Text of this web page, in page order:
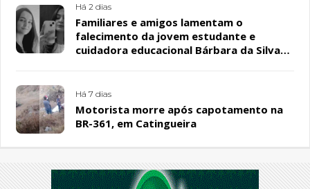
Há 2 dias
Familiares e amigos lamentam o
falecimento da jovem estudante e
cuidadora educacional Bárbara da Silva
Há 7 dias
Motorista morre após capotamento na
BR-361, em Catingueira